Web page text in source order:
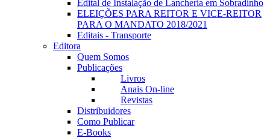
Edital de Instalação de Lancheria em Sobradinho
ELEIÇÕES PARA REITOR E VICE-REITOR
PARA O MANDATO 2018/2021
Editais - Transporte
Editora
Quem Somos
Publicações
Livros
Anais On-line
Revistas
Distribuidores
Como Publicar
E-Books